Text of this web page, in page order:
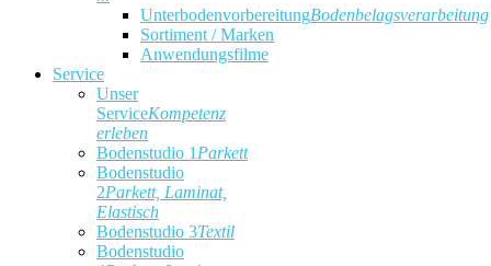
UnterbodenvorbereitungBodenbelagsverarbeitung
Sortiment / Marken
Anwendungsfilme
Service
Unser
ServiceKompetenz
erleben
Bodenstudio 1 Parkett
Bodenstudio
2Parkett, Laminat,
Elastisch
Bodenstudio 3Textil
Bodenstudio